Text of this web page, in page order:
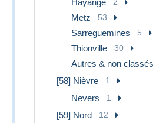
Metz 53
Sarreguemines 5
Thionville 30
Autres & non classés
[58] Nièvre 1
Nevers 1
[59] Nord 12